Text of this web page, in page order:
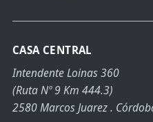
CASA CENTRAL
Intendente Loinas 360
(Ruta Nº 9 Km 444.3)
2580 Marcos Juarez .